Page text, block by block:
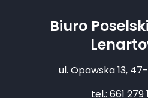
Biuro
ul. Opawska 13,
tel.: 661 279